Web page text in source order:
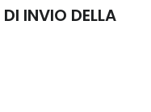
INVIO DELLA